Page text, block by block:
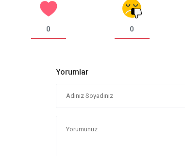
0 0
Yorumlar